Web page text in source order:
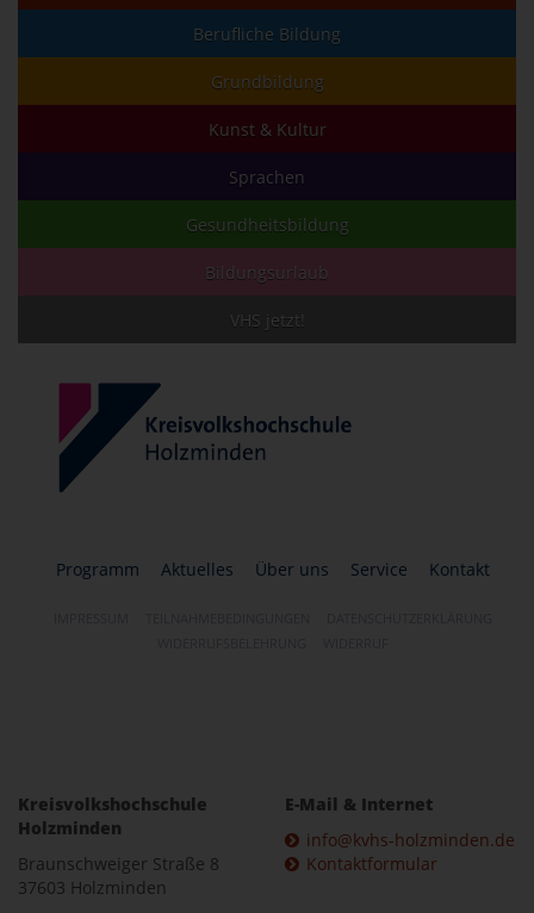
Berufliche Bildung
Grundbildung
Kunst & Kultur
Sprachen
Gesundheitsbildung
Bildungsurlaub
VHS jetzt!
Programm Aktuelles Über uns Service Kontakt
Kreisvolkshochschule
Holzminden
Braunschweiger Straße 8
37603 Holzminden
E-Mail & Internet
info@kvhs-holzminden.de
Kontaktformular